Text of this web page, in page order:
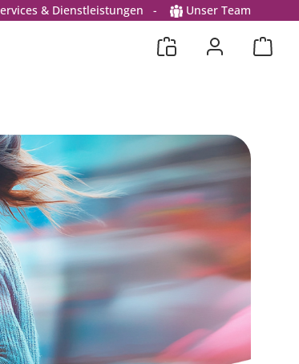
& Dienstleistungen - Unser Team